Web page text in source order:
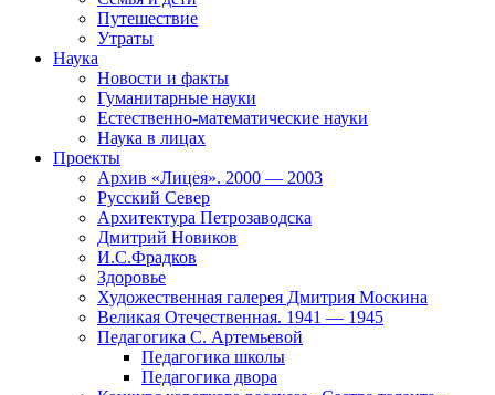
Путешествие
Утраты
Наука
Новости и факты
Гуманитарные науки
Естественно-математические науки
Наука в лицах
Проекты
Архив «Лицея». 2000 — 2003
Русский Север
Архитектура Петрозаводска
Дмитрий Новиков
И.С.Фрадков
Здоровье
Художественная галерея Дмитрия Москина
Великая Отечественная. 1941 — 1945
Педагогика С. Артемьевой
Педагогика школы
Педагогика двора